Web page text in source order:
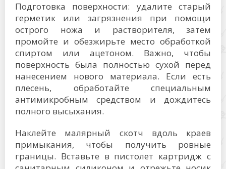
Подготовка поверхности: удалите старый
герметик или загрязнения при помощи
острого ножа и растворителя, затем
промойте и обезжирьте место обработкой
спиртом или ацетоном. Важно, чтобы
поверхность была полностью сухой перед
нанесением нового материала. Если есть
плесень, обработайте специальным
антимикробным средством и дождитесь
полного высыхания.
Наклейте малярный скотч вдоль краев
примыкания, чтобы получить ровные
границы. Вставьте в пистолет картридж с